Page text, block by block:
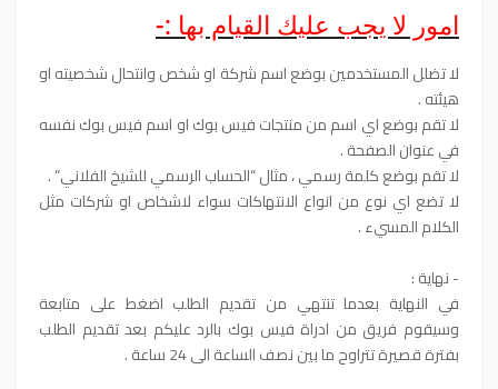
امور لا يجب عليك القيام بها :-
لا تضلل المستخدمين بوضع اسم شركة او شخص وانتحال شخصيته او
هيئته .
لا تقم بوضع اي اسم من منتجات فيس بوك او اسم فيس بوك نفسه
في عنوان الصفحة .
لا تقم بوضع كلمة رسمي ، مثال “الحساب الرسمي للشيخ الفلاني” .
لا تضع اي نوع من انواع الانتهاكات سواء لاشخاص او شركات مثل
الكلام المسيء .
- نهاية :
في النهاية بعدما تنتهي من تقديم الطلب اضغط على متابعة
وسيقوم فريق من ادراة فيس بوك بالرد عليكم بعد تقديم الطلب
بفترة قصيرة تتراوح ما بين نصف الساعة الى 24 ساعة .